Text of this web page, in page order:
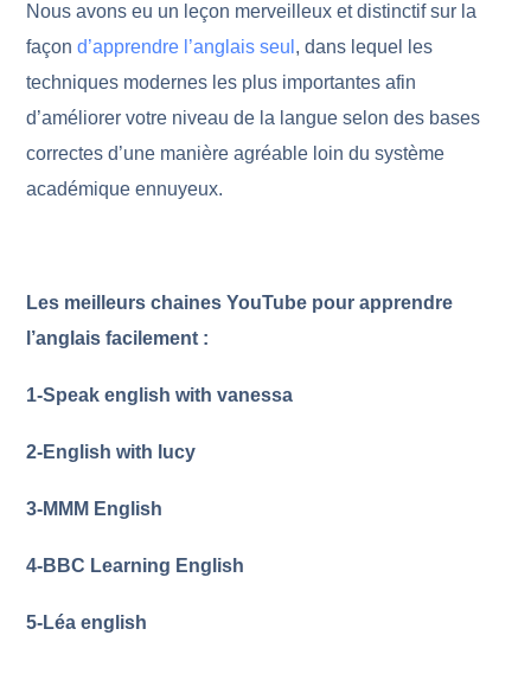
Nous avons eu un leçon merveilleux et distinctif sur la
façond’apprendre l’anglais seul , dans lequel les
techniques modernes les plus importantes afin
d’améliorer votre niveau de la langue selon des bases
correctes d’une manière agréable loin du système
académique ennuyeux.
Les meilleurs chaines YouTube pour apprendre
l’anglais facilement :
1-Speak english with vanessa
2-English with lucy
3-MMM English
4-BBC Learning English
5-Léa english